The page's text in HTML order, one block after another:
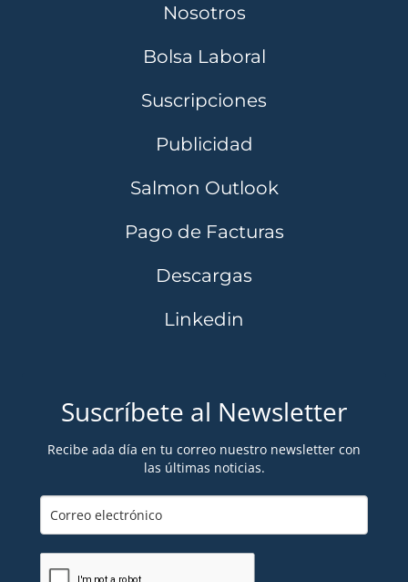
Nosotros
Bolsa Laboral
Suscripciones
Publicidad
Salmon Outlook
Pago de Facturas
Descargas
Linkedin
Suscríbete al Newsletter
Recibe ada día en tu correo nuestro newsletter con
las últimas noticias.